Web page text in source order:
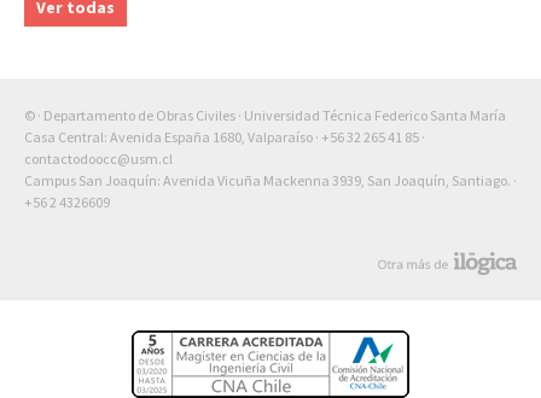
Ver todas
© · Departamento de Obras Civiles · Universidad Técnica Federico Santa María
Casa Central: Avenida España 1680, Valparaíso · +56 32 265 41 85 ·
contactodoocc@usm.cl
Campus San Joaquín: Avenida Vicuña Mackenna 3939, San Joaquín, Santiago. ·
+56 2 4326609